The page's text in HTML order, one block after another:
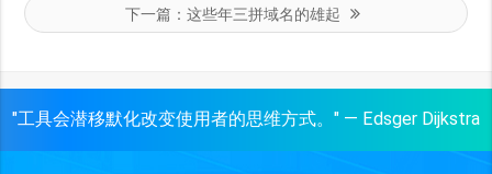
下一篇：这些年三拼域名的雄起
"工具会潜移默化改变使用者的思维方式。" — Edsger Dijkstra